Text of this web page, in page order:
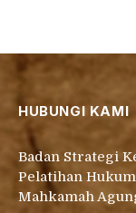
HUBUNGI KAMI
Badan Strategi
Pelatihan
Mahkamah